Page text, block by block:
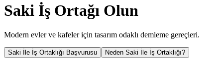
Saki İş Ortağı Olun
Modern evler ve kafeler için tasarım odaklı demleme gereçleri.
Saki İle İş Ortaklığı Başvurusu Neden Saki İle İş Ortaklığı?